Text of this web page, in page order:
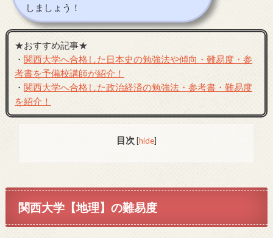
しましょう！
★おすすめ記事★
・ 関西大学へ合格した日本史の勉強法や傾向・難易度・参
考書を予備校講師が紹介！
・ 関西大学へ合格した政治経済の勉強法・参考書・難易度
を紹介！
目次 [hide]
関西大学【地理】の難易度